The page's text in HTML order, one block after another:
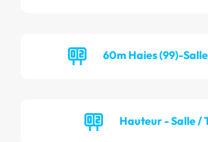
60m Haies (99)-
Hauteur - Salle /